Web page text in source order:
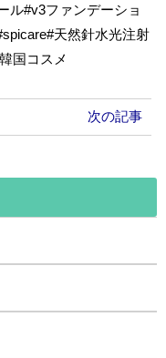
ル#v3ファンデーショ
天然針水光注射
国コスメ
次の記事